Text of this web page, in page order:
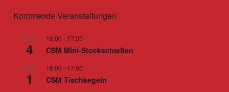
Kommende Veranstaltungen
OKT.
4
16:00 - 17:00
CSM Mini-Stockschießen
NOV.
1
16:00 - 17:00
CSM Tischkegeln